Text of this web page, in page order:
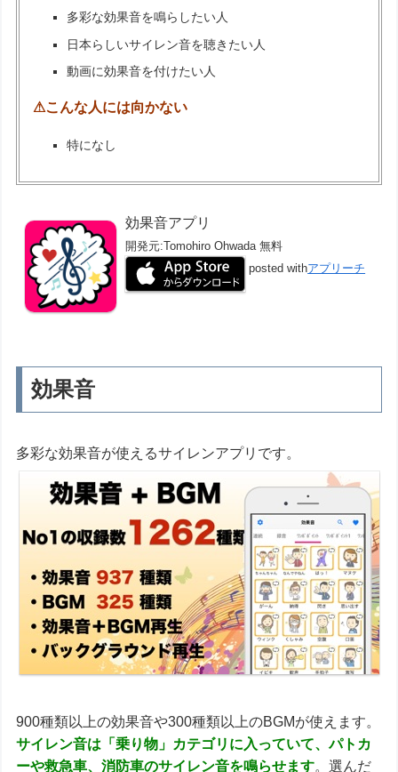
多彩な効果音を鳴らしたい人
日本らしいサイレン音を聴きたい人
動画に効果音を付けたい人
⚠こんな人には向かない
特になし
効果音アプリ
開発元:Tomohiro Ohwada 無料
posted withアプリーチ
効果音
多彩な効果音が使えるサイレンアプリです。
900種類以上の効果音や300種類以上のBGMが使えます。
サイレン音は「乗り物」カテゴリに入っていて、パトカ
ーや救急車、消防車のサイレン音を鳴らせます。選んだ